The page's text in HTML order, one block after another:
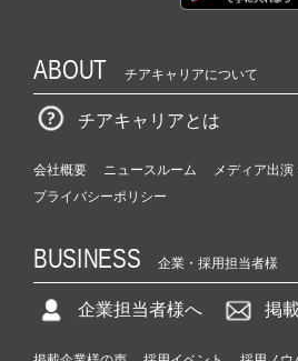
ABOUT チアキャリアについて
チアキャリアとは
会社概要 ニュースルーム
メディア出演
プライバシーポリシー
BUSINESS 企業・採用担当者様
企業担当者様へ 掲